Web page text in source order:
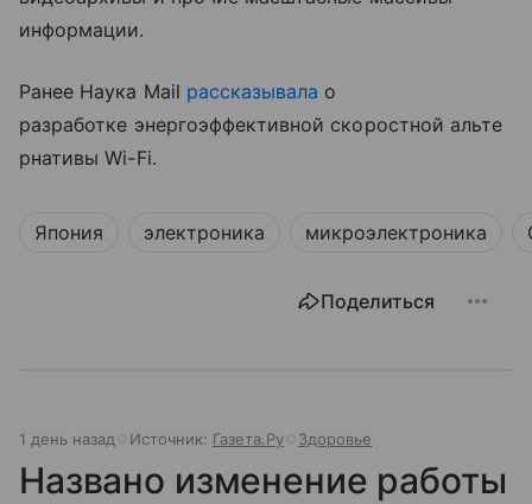
информации.
Ранее Наука Mail рассказывала о
разработке энергоэффективной скоростной альте
рнативы Wi-Fi.
Япония электроника микроэлектроника
Поделиться
1 день назад Источник: Газета.Ру Здоровье
Названо изменение работы